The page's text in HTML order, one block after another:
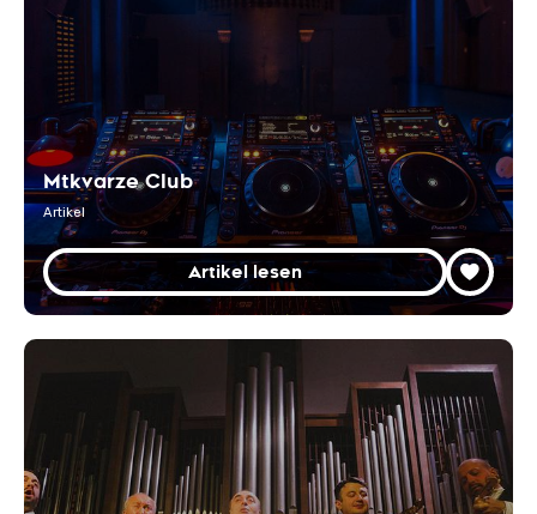
Mtkvarze Club
Artikel
Artikel lesen